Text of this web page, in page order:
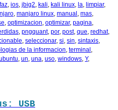
, ios, jbig2, kali, kali linux, la, limpiar,
, manjaro linux, manual , mas,
, optimizacion, optimizar, pagina,
, pngquant, por, post, que, redhat,
, seleccionar, si, sin, sintaxis,
de la informacion, terminal ,
, un, una, uso, windows, Y,
USB